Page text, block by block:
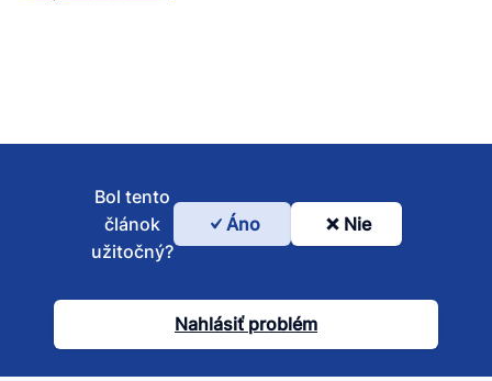
Bol
článok
užitočný?
Bol tento
článok
užitočný?
Áno Nie
Nahlásiť problém